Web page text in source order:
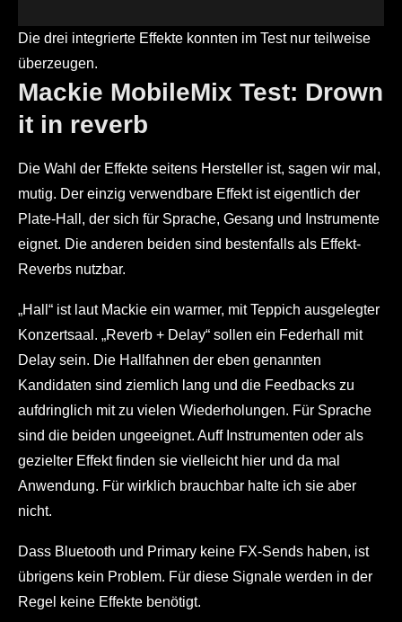
Die drei integrierte Effekte konnten im Test nur teilweise
überzeugen.
Mackie MobileMix Test: Drown
it in reverb
Die Wahl der Effekte seitens Hersteller ist, sagen wir mal,
mutig. Der einzig verwendbare Effekt ist eigentlich der
Plate-Hall, der sich für Sprache, Gesang und Instrumente
eignet. Die anderen beiden sind bestenfalls als Effekt-
Reverbs nutzbar.
„Hall“ ist laut Mackie ein warmer, mit Teppich ausgelegter
Konzertsaal. „Reverb + Delay“ sollen ein Federhall mit
Delay sein. Die Hallfahnen der eben genannten
Kandidaten sind ziemlich lang und die Feedbacks zu
aufdringlich mit zu vielen Wiederholungen. Für Sprache
sind die beiden ungeeignet. Auff Instrumenten oder als
gezielter Effekt finden sie vielleicht hier und da mal
Anwendung. Für wirklich brauchbar halte ich sie aber
nicht.
Dass Bluetooth und Primary keine FX-Sends haben, ist
übrigens kein Problem. Für diese Signale werden in der
Regel keine Effekte benötigt.